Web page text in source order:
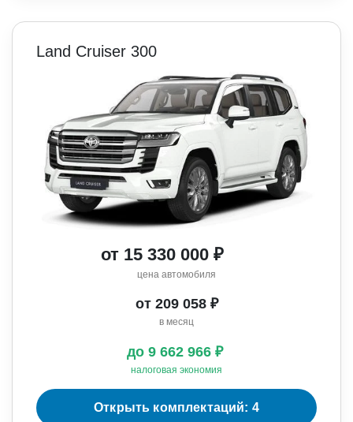
Land Cruiser 300
от 15 330 000 ₽
цена автомобиля
от 209 058 ₽
в месяц
до 9 662 966 ₽
налоговая экономия
Открыть комплектаций: 4